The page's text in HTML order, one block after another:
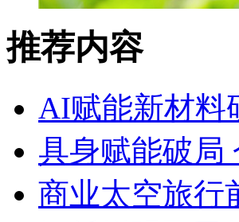
推荐内容
AI赋能新材料
具身赋能破局
商业太空旅行